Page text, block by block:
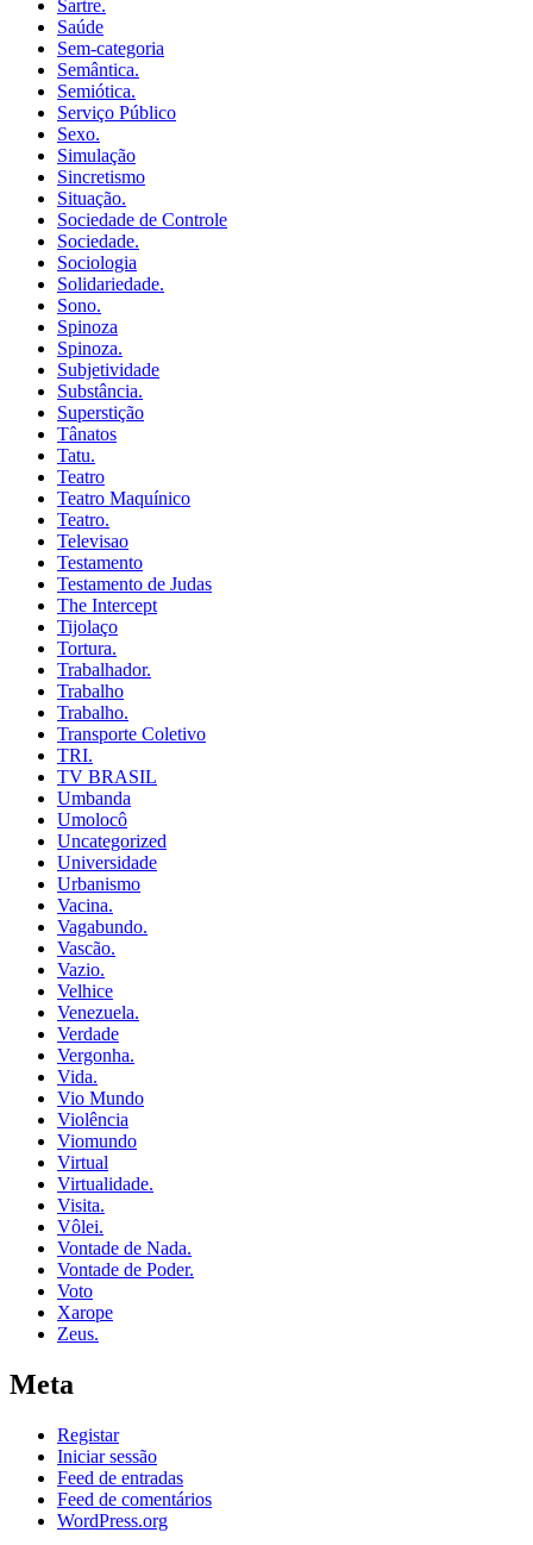
Sartre.
Saúde
Sem-categoria
Semântica.
Semiótica.
Serviço Público
Sexo.
Simulação
Sincretismo
Situação.
Sociedade de Controle
Sociedade.
Sociologia
Solidariedade.
Sono.
Spinoza
Spinoza.
Subjetividade
Substância.
Superstição
Tânatos
Tatu.
Teatro
Teatro Maquínico
Teatro.
Televisao
Testamento
Testamento de Judas
The Intercept
Tijolaço
Tortura.
Trabalhador.
Trabalho
Trabalho.
Transporte Coletivo
TRI.
TV BRASIL
Umbanda
Umolocô
Uncategorized
Universidade
Urbanismo
Vacina.
Vagabundo.
Vascão.
Vazio.
Velhice
Venezuela.
Verdade
Vergonha.
Vida.
Vio Mundo
Violência
Viomundo
Virtual
Virtualidade.
Visita.
Vôlei.
Vontade de Nada.
Vontade de Poder.
Voto
Xarope
Zeus.
Meta
Registar
Iniciar sessão
Feed de entradas
Feed de comentários
WordPress.org